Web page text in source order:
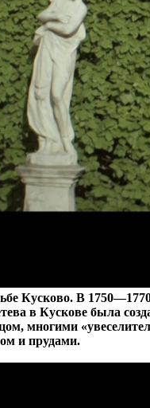
Кусково. В
в Кускове была
многими
и прудами.